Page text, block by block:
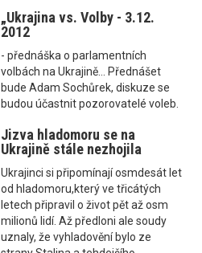
„Ukrajina vs. Volby - 3.12.
2012
- přednáška o parlamentních
volbách na Ukrajině... Přednášet
bude Adam Sochůrek, diskuze se
budou účastnit pozorovatelé voleb.
Jizva hladomoru se na
Ukrajině stále nezhojila
Ukrajinci si připomínají osmdesát let
od hladomoru,který ve třicátých
letech připravil o život pět až osm
milionů lidí. Až předloni ale soudy
uznaly, že vyhladovění bylo ze